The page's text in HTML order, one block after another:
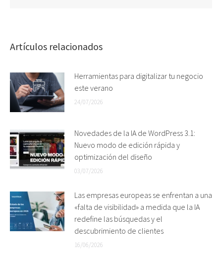
Artículos relacionados
Herramientas para digitalizar tu negocio
este verano
24/07/2026
Novedades de la IA de WordPress 3.1:
Nuevo modo de edición rápida y
optimización del diseño
03/07/2026
Las empresas europeas se enfrentan a una
«falta de visibilidad» a medida que la IA
redefine las búsquedas y el
descubrimiento de clientes
16/06/2026